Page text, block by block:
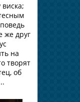
же друг
на
творят
об